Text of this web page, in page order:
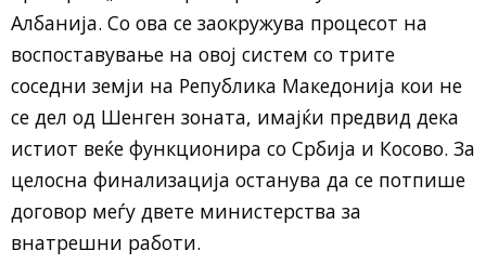
Албанија. Со ова се заокружува процесот на
воспоставување на овој систем со трите
соседни земји на Република Македонија кои не
се дел од Шенген зоната, имајќи предвид дека
истиот веќе функционира со Србија и Косово. За
целосна финализација останува да се потпише
договор меѓу двете министерства за
внатрешни работи.